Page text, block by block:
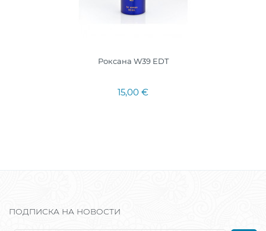
Роксана W39 EDT
15,00 €
ПОДПИСКА НА НОВОСТИ